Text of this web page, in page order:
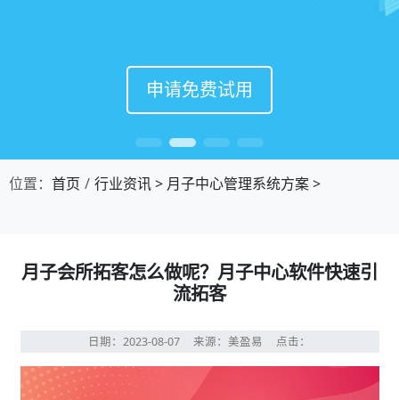
申请免费试用
申请免费试用
申请免费试用
申请免费试用
位置： 首页 行业资讯> 月子中心管理系统方案>
月子会所拓客怎么做呢？月子中心软件快速引
流拓客
日期：2023-08-07 来源：美盈易 点击：